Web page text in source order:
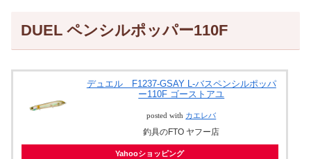
DUEL ペンシルポッパー110F
デュエル F1237-GSAY L-バスペンシルポッパ
ー110F ゴーストアユ
posted with カエレバ
釣具のFTO ヤフー店
Yahooショッピング